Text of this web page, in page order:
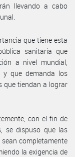
llevando a cabo
que tiene esta
sanitaria que
a nivel mundial,
y que demanda los
que tiendan a lograr
con el fin de
se dispuso que las
completamente
la exigencia de